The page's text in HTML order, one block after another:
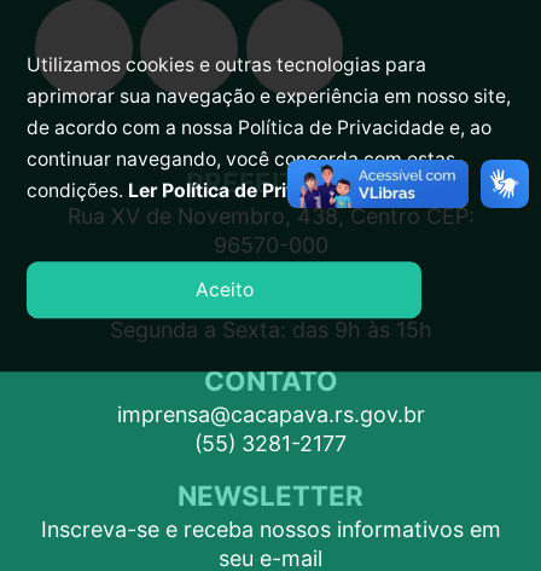
PREFEITURA
Rua XV de Novembro, 438, Centro CEP:
96570-000
ATENDIMENTO
Segunda a Sexta: das 9h às 15h
CONTATO
imprensa@cacapava.rs.gov.br
(55) 3281-2177
NEWSLETTER
Inscreva-se e receba nossos informativos em
seu e-mail
Utilizamos cookies e outras tecnologias para
aprimorar sua navegação e experiência em nosso site,
de acordo com a nossa Política de Privacidade e, ao
continuar navegando, você concorda com estas
condições. Ler Política de Privacidade.
Aceito